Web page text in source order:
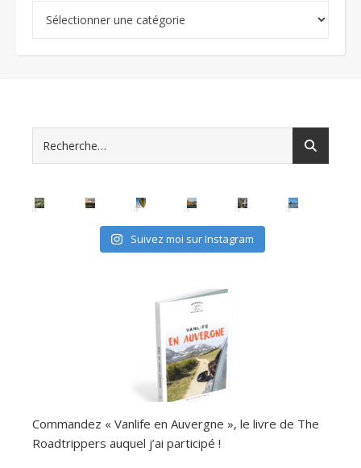
Suivez moi sur Instagram
Commandez « Vanlife en Auvergne », le livre de The
Roadtrippers auquel j’ai participé !